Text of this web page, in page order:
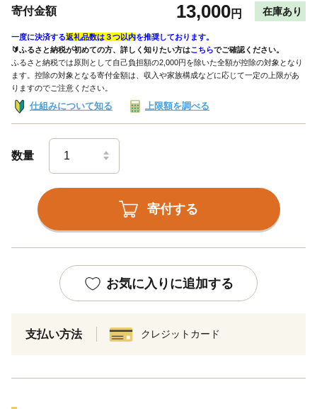
寄付金額 13,000円 在庫あり
一度に決済する返礼品数は３つ以内を推奨しております。
🔰ふるさと納税が初めての方、詳しく知りたい方はこちらでご確認ください。
ふるさと納税では原則として自己負担額の2,000円を除いた全額が控除の対象となり
ます。控除の対象となる寄付金額は、収入や家族構成などに応じて一定の上限があ
りますのでご注意ください。
仕組みについて知る 上限額を調べる
数量
寄付する
お気に入りに追加する
支払い方法 クレジットカード